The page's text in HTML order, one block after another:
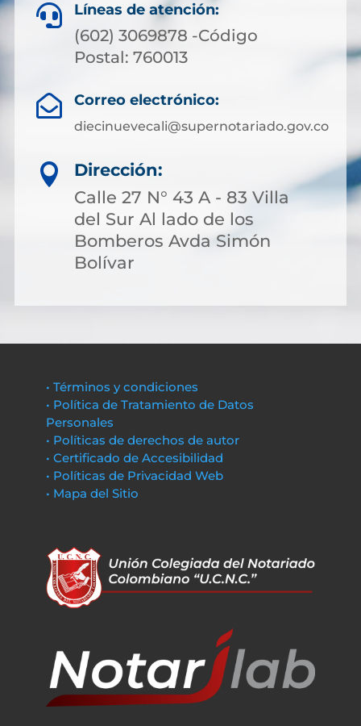
 Líneas de atención:
(602) 3069878 -Código
Postal: 760013
 Correo electrónico:
diecinuevecali@supernotariado.gov.co

Dirección:
Calle 27 N° 43 A - 83 Villa
del Sur Al lado de los
Bomberos Avda Simón
Bolívar
• Términos y condiciones
• Política de Tratamiento de Datos
Personales
• Políticas de derechos de autor
• Certificado de Accesibilidad
• Políticas de Privacidad Web
• Mapa del Sitio